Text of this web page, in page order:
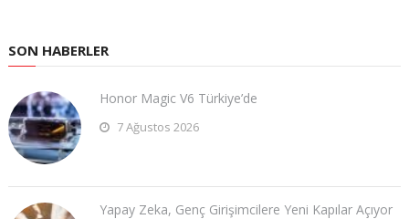
SON HABERLER
Honor Magic V6 Türkiye’de
7 Ağustos 2026
Yapay Zeka, Genç Girişimcilere Yeni Kapılar Açıyor